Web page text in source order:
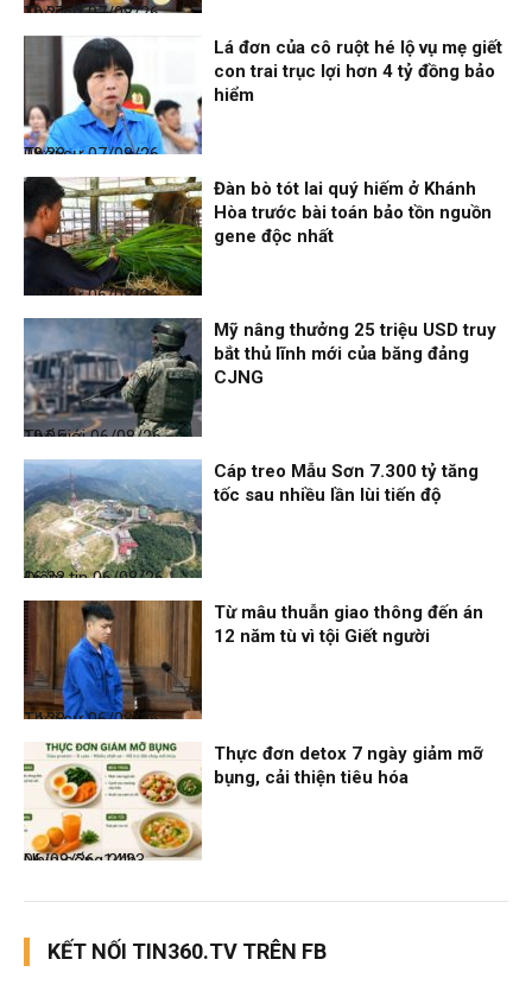
Thời sự
07/08/26, 10:27
Thời sự
07/08/26, 08:38
Lá đơn của cô ruột hé lộ vụ mẹ giết
con trai trục lợi hơn 4 tỷ đồng bảo
hiểm
Thời sự
06/08/26, 19:09
Đàn bò tót lai quý hiếm ở Khánh
Hòa trước bài toán bảo tồn nguồn
gene độc nhất
Thế giới
06/08/26, 19:05
Mỹ nâng thưởng 25 triệu USD truy
bắt thủ lĩnh mới của băng đảng
CJNG
Điểm tin
06/08/26, 16:23
Cáp treo Mẫu Sơn 7.300 tỷ tăng
tốc sau nhiều lần lùi tiến độ
Thời sự
06/08/26, 14:28
Từ mâu thuẫn giao thông đến án
12 năm tù vì tội Giết người
Nhịp sống 24h
06/08/26, 14:23
Thực đơn detox 7 ngày giảm mỡ
bụng, cải thiện tiêu hóa
KẾT NỐI TIN360.TV TRÊN FB